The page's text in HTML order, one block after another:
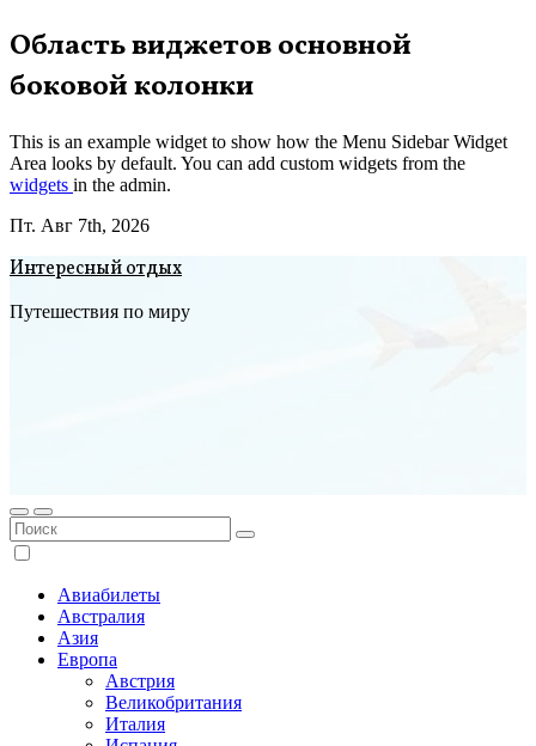
Перейти
к
содержимому
Область виджетов основной
боковой колонки
This is an example widget to show how the Menu Sidebar Widget
Area looks by default. You can add custom widgets from the
widgets in the admin.
Пт. Авг 7th, 2026
Интересный отдых
Путешествия по миру
Авиабилеты
Австралия
Азия
Европа
Австрия
Великобритания
Италия